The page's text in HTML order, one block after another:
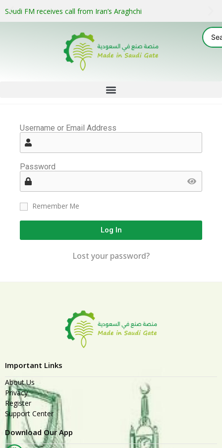
Saudi FM receives call from Iran’s Araghchi
Username or Email Address
Password
Remember Me
Log In
Lost your password?
Important Links
About Us
Privacy
Register
Support Center
Download Our App